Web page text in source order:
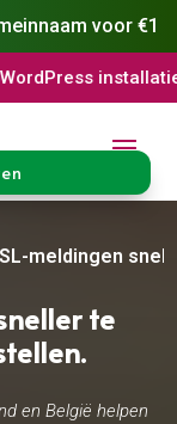
voor €1
DNS
meldingen
te
en België helpen